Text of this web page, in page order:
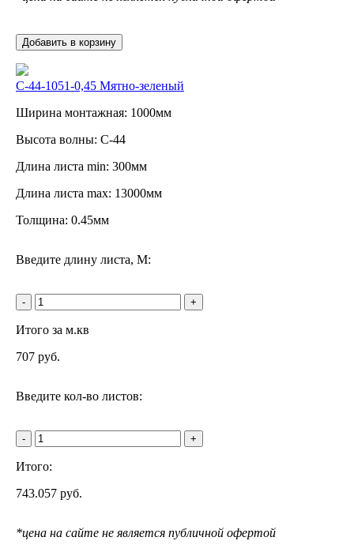
Добавить в корзину
С-44-1051-0,45 Мятно-зеленый
Ширина монтажная: 1000мм
Высота волны: C-44
Длина листа min: 300мм
Длина листа max: 13000мм
Толщина: 0.45мм
Введите длину листа, М:
- +
Итого за м.кв
707 руб.
Введите кол-во листов:
- +
Итого:
743.057 руб.
*цена на сайте не является публичной офертой